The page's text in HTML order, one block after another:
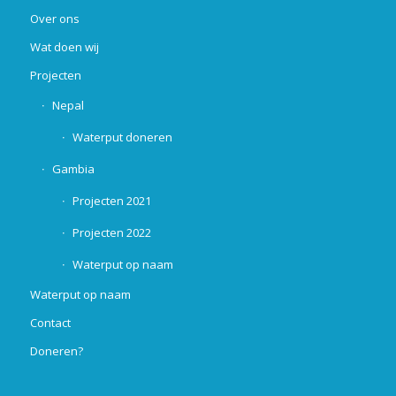
Over ons
Wat doen wij
Projecten
Nepal
Waterput doneren
Gambia
Projecten 2021
Projecten 2022
Waterput op naam
Waterput op naam
Contact
Doneren?